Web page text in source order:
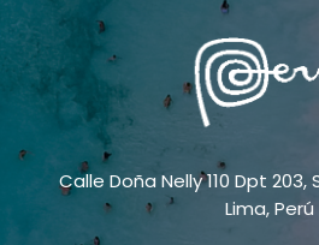
Calle Doña Nelly 110 Dpt
Lima, Perú